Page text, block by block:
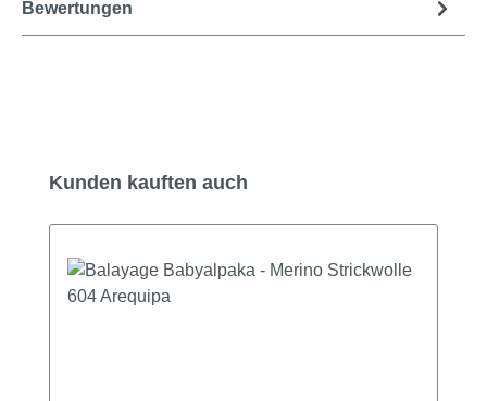
Bewertungen
Produktgalerie überspringen
Kunden kauften auch